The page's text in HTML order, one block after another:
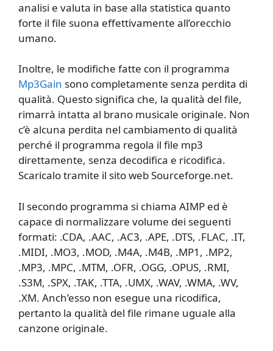
analisi e valuta in base alla statistica quanto
forte il file suona effettivamente all’orecchio
umano.
Inoltre, le modifiche fatte con il programma
Mp3Gain sono completamente senza perdita di
qualità. Questo significa che, la qualità del file,
rimarrà intatta al brano musicale originale. Non
c’è alcuna perdita nel cambiamento di qualità
perché il programma regola il file mp3
direttamente, senza decodifica e ricodifica.
Scaricalo tramite il sito web Sourceforge.net.
Il secondo programma si chiama AIMP ed è
capace di normalizzare volume dei seguenti
formati: .CDA, .AAC, .AC3, .APE, .DTS, .FLAC, .IT,
.MIDI, .MO3, .MOD, .M4A, .M4B, .MP1, .MP2,
.MP3, .MPC, .MTM, .OFR, .OGG, .OPUS, .RMI,
.S3M, .SPX, .TAK, .TTA, .UMX, .WAV, .WMA, .WV,
.XM. Anch’esso non esegue una ricodifica,
pertanto la qualità del file rimane uguale alla
canzone originale.